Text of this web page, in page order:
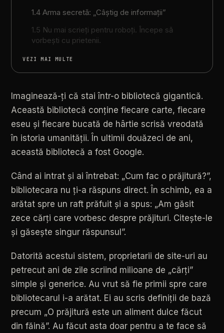
1.4 Arma secretă: „Câștig de informații”
1.5 Nu mai scrieți pentru roboți. Începe să
vorbești cu prietenii.
VEZI MAI MULTE
Imaginează-ți că stai într-o bibliotecă gigantică.
Această bibliotecă conține fiecare carte, fiecare
eseu și fiecare bucată de hârtie scrisă vreodată
în istoria umanității. În ultimii douăzeci de ani,
această bibliotecă a fost Google.
Când ai intrat și ai întrebat: „Cum fac o prăjitură?”,
bibliotecara nu ți-a răspuns direct. În schimb, ea a
arătat spre un raft prăfuit și a spus: „Am găsit
zece cărți care vorbesc despre prăjituri. Citește-le
și găsește singur răspunsul”.
Datorită acestui sistem, proprietarii de site-uri au
petrecut ani de zile scriind milioane de „cărți”
simple și generice. Au vrut să fie primii spre care
bibliotecarul i-a arătat. Ei au scris definiții de bază
precum „O prăjitură este un aliment dulce făcut
din făină”. Au făcut asta doar pentru a te face să